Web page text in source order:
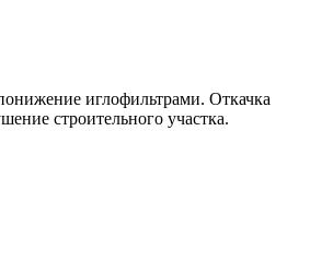
иглофильтрами. Откачка
строительного участка.